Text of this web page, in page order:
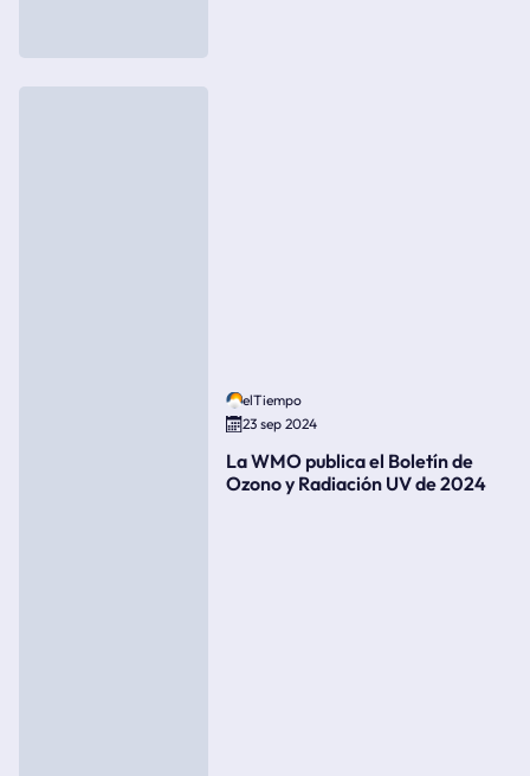
elTiempo
23 sep 2024
La WMO publica el Boletín de
Ozono y Radiación UV de 2024